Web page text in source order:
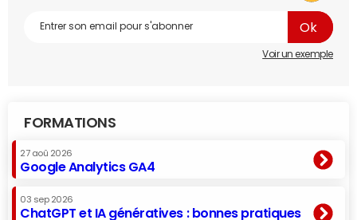
Voir un exemple
FORMATIONS
27 aoû 2026
Google Analytics GA4
03 sep 2026
ChatGPT et IA génératives : bonnes pratiques